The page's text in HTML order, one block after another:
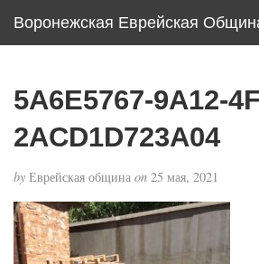
Воронежская Еврейская
5A6E5767-9A12-
2ACD1D723A04
by Еврейская община on 25 мая, 2021